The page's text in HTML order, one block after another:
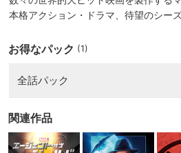
本格アクション・ドラマ、待望のシー
お得なパック (1)
全話パック
関連作品